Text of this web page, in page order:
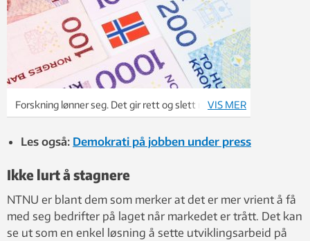
Forskning lønner seg. Det gir rett og slett mer
penger. Foto: Thinkstock
VIS MER
Les også: Demokrati på jobben under press
Ikke lurt å stagnere
NTNU er blant dem som merker at det er mer vrient å få
med seg bedrifter på laget når markedet er trått. Det kan
se ut som en enkel løsning å sette utviklingsarbeid på